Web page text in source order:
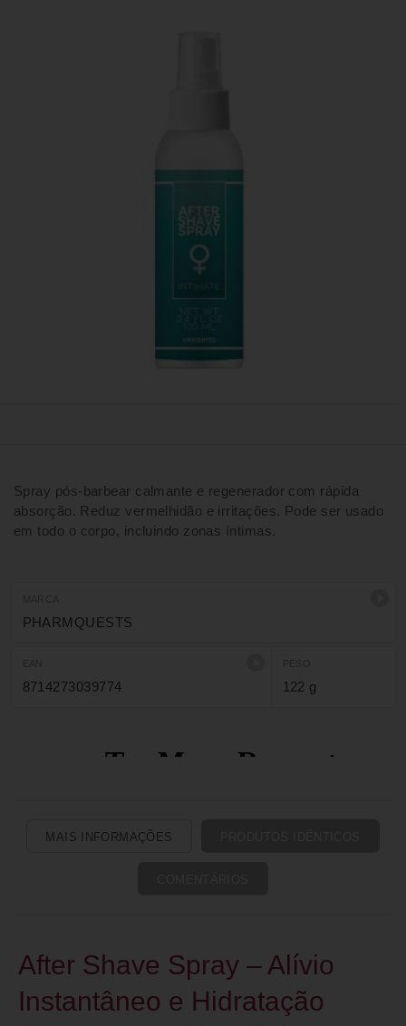
Spray pós-barbear calmante e regenerador com rápida
absorção. Reduz vermelhidão e irritações. Pode ser usado
em todo o corpo, incluindo zonas íntimas.
PHARMQUESTS
8714273039774 122 g
MAIS INFORMAÇÕES
After Shave Spray – Alívio
Instantâneo e Hidratação